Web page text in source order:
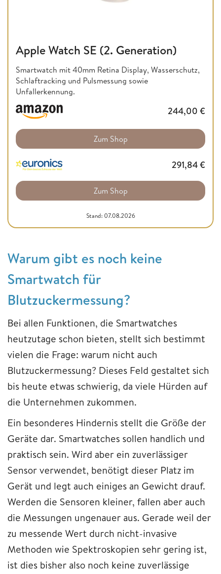
Apple Watch SE (2. Generation)
Smartwatch mit 40mm Retina Display, Wasserschutz,
Schlaftracking und Pulsmessung sowie
Unfallerkennung.
244,00 €
Zum Shop
291,84€
Zum Shop
Stand: 07.08.2026
Warum gibt es noch keine
Smartwatch für
Blutzuckermessung?
Bei allen Funktionen, die Smartwatches
heutzutage schon bieten, stellt sich bestimmt
vielen die Frage: warum nicht auch
Blutzuckermessung? Dieses Feld gestaltet sich
bis heute etwas schwierig, da viele Hürden auf
die Unternehmen zukommen.
Ein besonderes Hindernis stellt die Größe der
Geräte dar. Smartwatches sollen handlich und
praktisch sein. Wird aber ein zuverlässiger
Sensor verwendet, benötigt dieser Platz im
Gerät und legt auch einiges an Gewicht drauf.
Werden die Sensoren kleiner, fallen aber auch
die Messungen ungenauer aus. Gerade weil der
zu messende Wert durch nicht-invasive
Methoden wie Spektroskopien sehr gering ist,
ist dies bisher also noch keine zuverlässige